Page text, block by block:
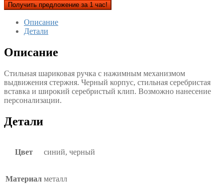
Получить предложение за 1 час!
Описание
Детали
Описание
Стильная шариковая ручка с нажимным механизмом
выдвижения стержня. Черный корпус, стильная серебристая
вставка и широкий серебристый клип. Возможно нанесение
персонализации.
Детали
Цвет синий, черный
Материал металл